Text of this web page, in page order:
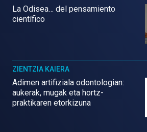
La Odisea… del pensamiento
científico
ZIENTZIA KAIERA
Adimen artifiziala odontologian:
aukerak, mugak eta hortz-
praktikaren etorkizuna